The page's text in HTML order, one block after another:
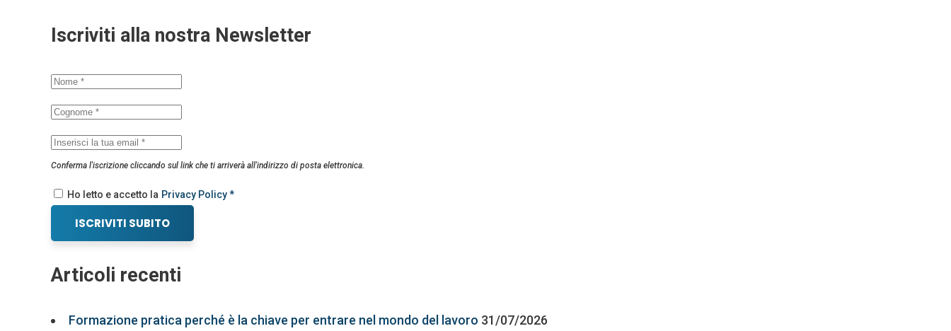
Iscriviti alla nostra Newsletter
Conferma l'iscrizione cliccando sul link che ti arriverà all'indirizzo di posta elettronica.
Ho letto e accetto la Privacy Policy *
ISCRIVITI SUBITO
Articoli recenti
Formazione pratica perché è la chiave per entrare nel mondo del lavoro 31/07/2026